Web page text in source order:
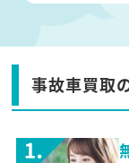
事故車買取